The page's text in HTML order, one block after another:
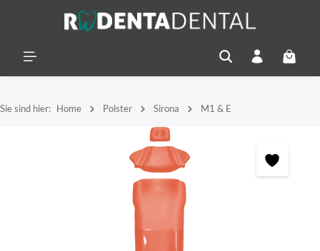
Sie sind hier: Home Polster Sirona M1 & E